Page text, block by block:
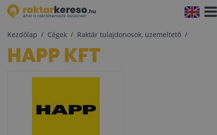
Kezdőlap Cégek Raktár tulajdonosok, üzemeltető
HAPP KFT